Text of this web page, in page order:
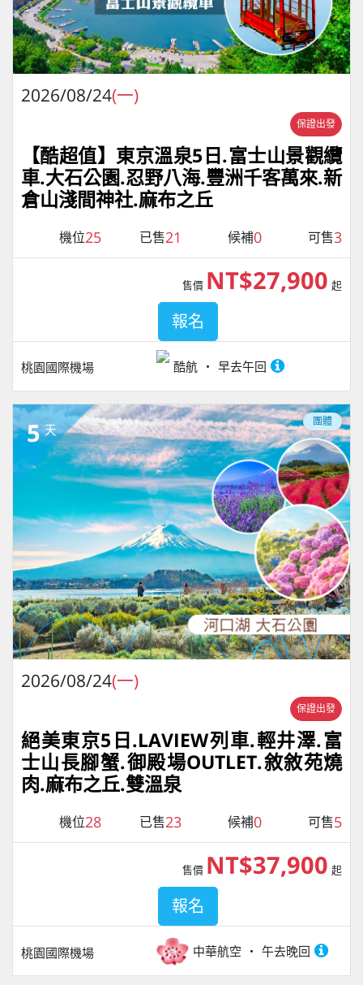
2026/08/24(一)
保證出發
【酷超值】東京溫泉5日.富士山景觀纜
車.大石公園.忍野八海.豐洲千客萬來.新
倉山淺間神社.麻布之丘
機位25 已售21 候補0 可售3
桃園國際機場 酷航 早去午回
售價 NT$27,900 起
報名
5 天
團體
2026/08/24(一)
保證出發
絕美東京5日.LAVIEW列車.輕井澤.富
士山長腳蟹.御殿場OUTLET.敘敘苑燒
肉.麻布之丘.雙溫泉
機位28 已售23 候補0 可售5
桃園國際機場 中華航空 午去晚回
售價 NT$37,900 起
報名